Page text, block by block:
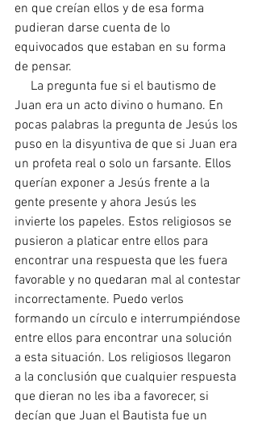
en que creían ellos y de esa forma
pudieran darse cuenta de lo
equivocados que estaban en su forma
de pensar.
Juan era un acto divino o humano. En
pocas palabras la pregunta de Jesús los
puso en la disyuntiva de que si Juan era
un profeta real o solo un farsante. Ellos
querían exponer a Jesús frente a la
gente presente y ahora Jesús les
invierte los papeles. Estos religiosos se
pusieron a platicar entre ellos para
encontrar una respuesta que les fuera
favorable y no quedaran mal al contestar
incorrectamente. Puedo verlos
formando un círculo e interrumpiéndose
entre ellos para encontrar una solución
a esta situación. Los religiosos llegaron
a la conclusión que cualquier respuesta
que dieran no les iba a favorecer, si
decían que Juan el Bautista fue un